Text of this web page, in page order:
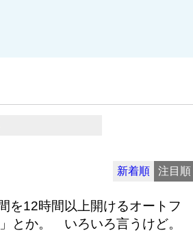
新着順 注目順
を12時間以上開けるオートフ
とか。 いろいろ言うけど。